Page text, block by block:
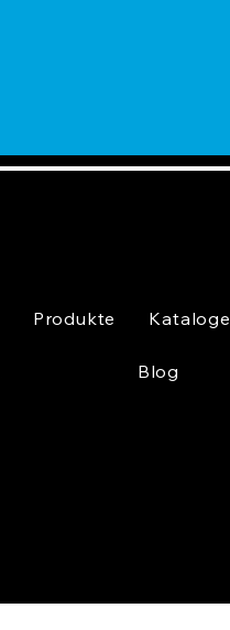
Produkte Kataloge
Blog